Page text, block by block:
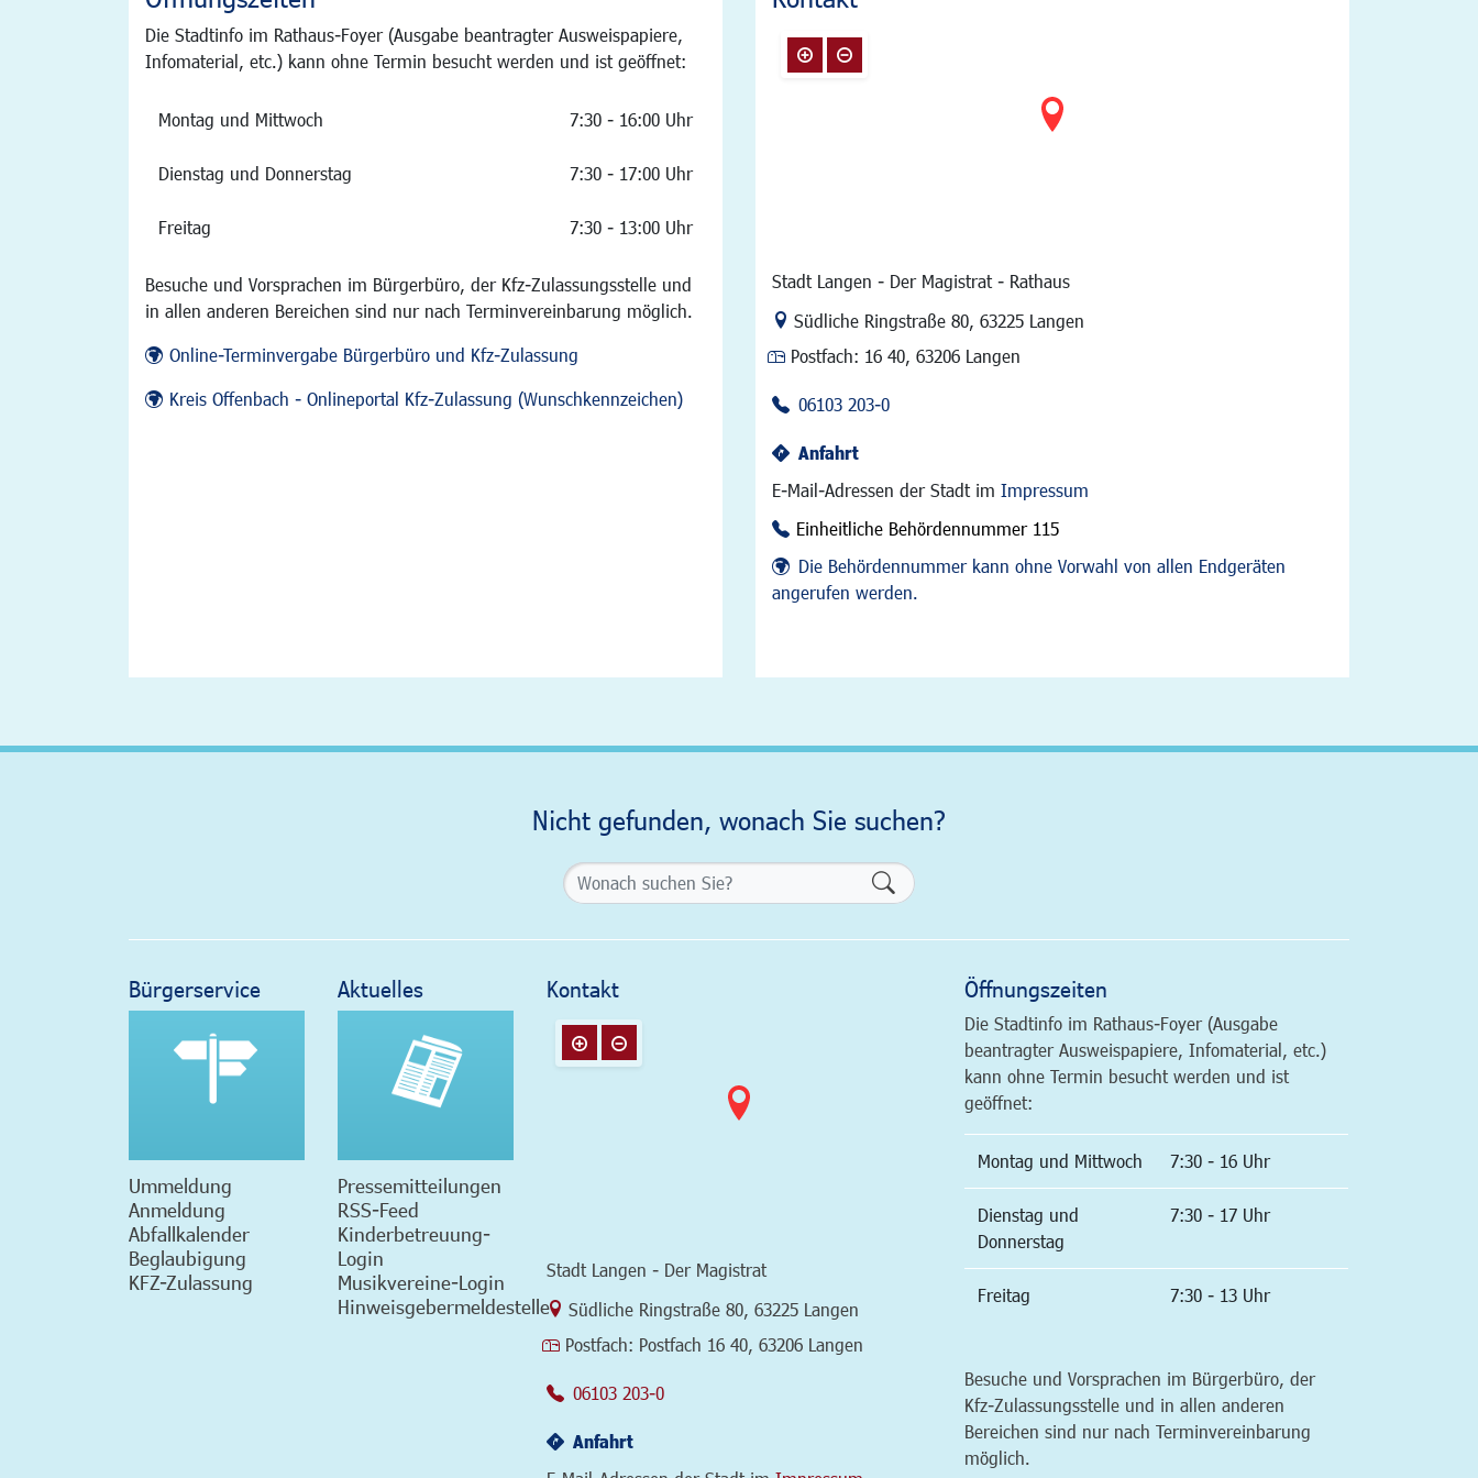
Die Stadtinfo im Rathaus-Foyer (Ausgabe beantragter Ausweispapiere,
Infomaterial, etc.) kann ohne Termin besucht werden und ist geöffnet:
Montag und Mittwoch 7:30 - 16:00 Uhr
Dienstag und Donnerstag 7:30 - 17:00 Uhr
Freitag 7:30 - 13:00 Uhr
Besuche und Vorsprachen im Bürgerbüro, der Kfz-Zulassungsstelle und
in allen anderen Bereichen sind nur nach Terminvereinbarung möglich.
Online-Terminvergabe Bürgerbüro und Kfz-Zulassung
Kreis Offenbach - Onlineportal Kfz-Zulassung (Wunschkennzeichen)
Stadt Langen - Der Magistrat - Rathaus
Link zur Google-Maps Navigation
Südliche Ringstraße 80, 63225 Langen
Postfach: 16 40, 63206 Langen
06103 203-0
Anfahrt
E-Mail-Adressen der Stadt im Impressum
Einheitliche Behördennummer 115
Die Behördennummer kann ohne Vorwahl von allen Endgeräten
angerufen werden.
Nicht gefunden, wonach Sie suchen?
Formularschaltfläche
Bürgerservice
Ummeldung
Anmeldung
Abfallkalender
Beglaubigung
KFZ-Zulassung
Aktuelles
Pressemitteilungen
RSS-Feed
Kinderbetreuung-
Login
Musikvereine-Login
Hinweisgebermeldestelle
Kontakt
Stadt Langen - Der Magistrat
Link zur Google-Maps Navigation
Südliche Ringstraße 80 63225 Langen
Postfach: Postfach 16 40, 63206 Langen
06103 203-0
Anfahrt
Öffnungszeiten
Die Stadtinfo im Rathaus-Foyer (Ausgabe
beantragter Ausweispapiere, Infomaterial, etc.)
kann ohne Termin besucht werden und ist
geöffnet:
Montag und Mittwoch 7:30 - 16 Uhr
Dienstag und
Donnerstag
7:30 - 17 Uhr
Freitag 7:30 - 13 Uhr
Besuche und Vorsprachen im Bürgerbüro, der
Kfz-Zulassungsstelle und in allen anderen
Bereichen sind nur nach Terminvereinbarung
möglich.